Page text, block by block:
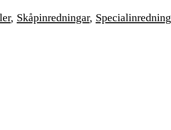
, Skåpinredningar, Specialinredning